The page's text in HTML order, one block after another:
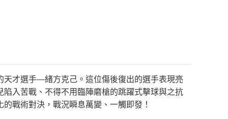
天才選手―緒方克己。這位傷後復出的選手表現亮
入苦戰、不得不用臨陣磨槍的跳躍式擊球與之抗
戰術對決，戰況瞬息萬變、一觸即發！